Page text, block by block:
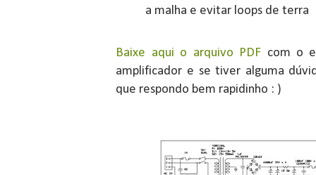
a malha e evitar loops de terra
Baixe aqui o arquivo PDF com o
amplificador e se tiver alguma
que respondo bem rapidinho : )